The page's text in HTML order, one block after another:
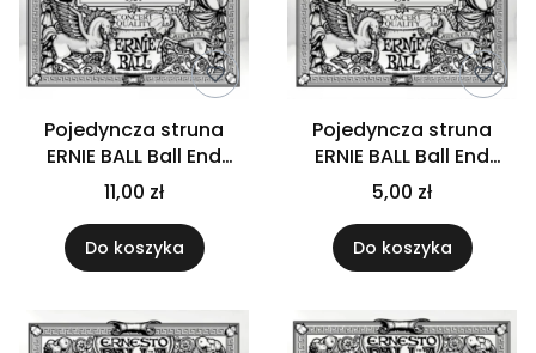
Pojedyncza struna
ERNIE BALL Ball End
Black D4
11,00 zł
Do koszyka
Pojedyncza struna
ERNIE BALL Ball End
Black E1
5,00 zł
Do koszyka